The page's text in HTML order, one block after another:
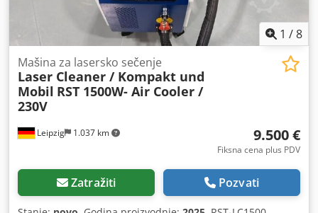
1 /8
Leipzig 1.037 km
Mašina za lasersko sečenje
Laser Cleaner / Kompakt und
Mobil RST 1500W- Air Cooler /
230V
9.500 €
Fiksna cena plus PDV
Zatražiti Pozvati